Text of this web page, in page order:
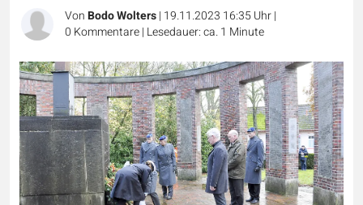
VonBodo Wolters| 19.11.2023 16:35 Uhr|
0 Kommentare| Lesedauer: ca. 1 Minute